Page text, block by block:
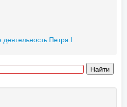
Петра I